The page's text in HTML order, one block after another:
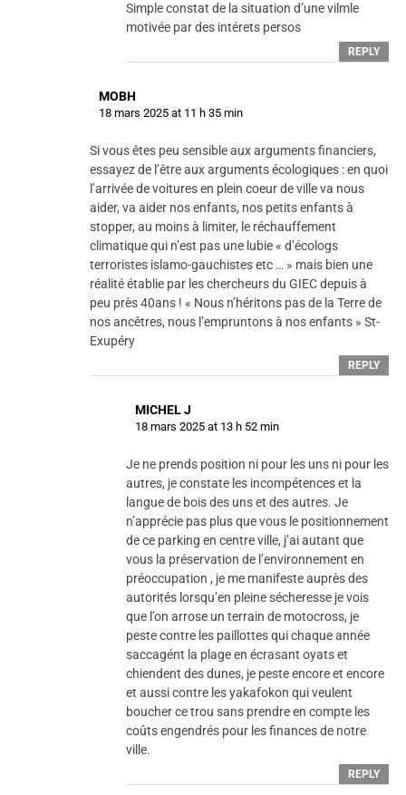
Simple constat de la situation d’une vilmle
motivée par des intérets persos
REPLY
MOBH
18 mars 2025 at 11 h 35 min
Si vous êtes peu sensible aux arguments financiers,
essayez de l’être aux arguments écologiques : en quoi
l’arrivée de voitures en plein coeur de ville va nous
aider, va aider nos enfants, nos petits enfants à
stopper, au moins à limiter, le réchauffement
climatique qui n’est pas une lubie « d’écologs
terroristes islamo-gauchistes etc … » mais bien une
réalité établie par les chercheurs du GIEC depuis à
peu près 40ans ! « Nous n’héritons pas de la Terre de
nos ancêtres, nous l’empruntons à nos enfants » St-
Exupéry
REPLY
MICHEL J
18 mars 2025 at 13 h 52 min
Je ne prends position ni pour les uns ni pour les
autres, je constate les incompétences et la
langue de bois des uns et des autres. Je
n’apprécie pas plus que vous le positionnement
de ce parking en centre ville, j’ai autant que
vous la préservation de l’environnement en
préoccupation , je me manifeste auprès des
autorités lorsqu’en pleine sécheresse je vois
que l’on arrose un terrain de motocross, je
peste contre les paillottes qui chaque année
saccagént la plage en écrasant oyats et
chiendent des dunes, je peste encore et encore
et aussi contre les yakafokon qui veulent
boucher ce trou sans prendre en compte les
coûts engendrés pour les finances de notre
ville.
REPLY